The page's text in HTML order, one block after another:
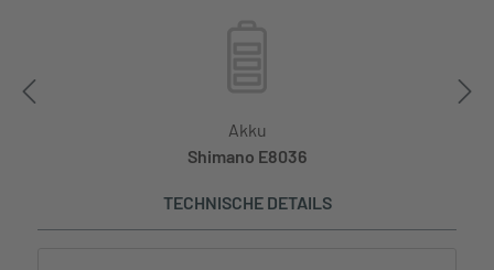
Akku
Shimano E8036
TECHNISCHE DETAILS